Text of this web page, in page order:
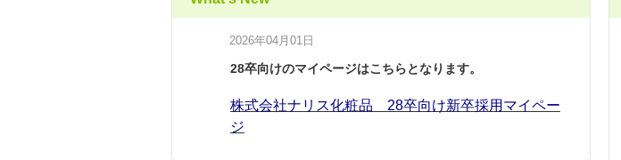
2026年04月01日
28卒向けのマイページはこちらとなります。
株式会社ナリス化粧品 28卒向け新卒採用マイペー
ジ